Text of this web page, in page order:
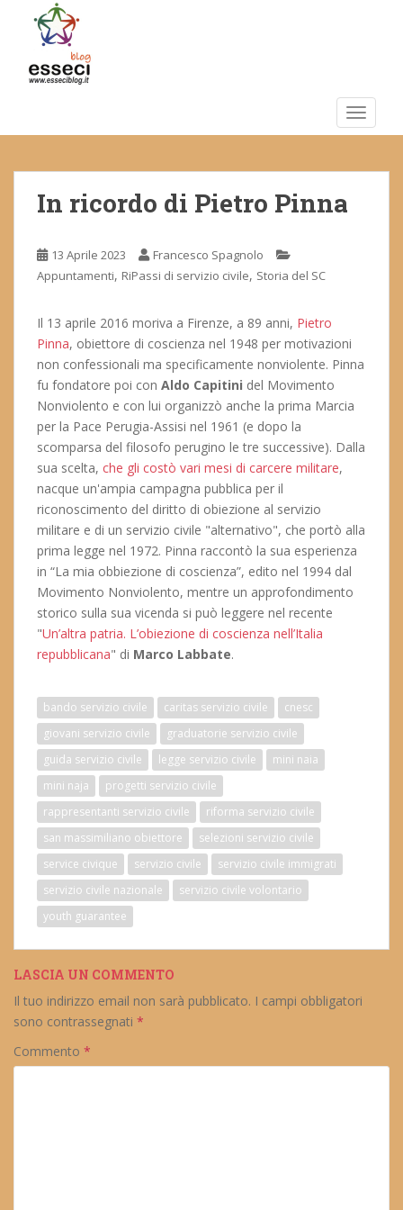
m
In ricordo di Pietro Pinna
13 Aprile 2023
Francesco Spagnolo
Appuntamenti, RiPassi di servizio civile, Storia del SC
Il 13 aprile 2016 moriva a Firenze, a 89 anni, Pietro
Pinna, obiettore di coscienza nel 1948 per motivazioni
non confessionali ma specificamente nonviolente. Pinna
fu fondatore poi con Aldo Capitini del Movimento
Nonviolento e con lui organizzò anche la prima Marcia
per la Pace Perugia-Assisi nel 1961 (e dopo la
scomparsa del filosofo perugino le tre successive). Dalla
sua scelta, che gli costò vari mesi di carcere militare,
nacque un'ampia campagna pubblica per il
riconoscimento del diritto di obiezione al servizio
militare e di un servizio civile "alternativo", che portò alla
prima legge nel 1972. Pinna raccontò la sua esperienza
in “La mia obbiezione di coscienza”, edito nel 1994 dal
Movimento Nonviolento, mentre un approfondimento
storico sulla sua vicenda si può leggere nel recente
"Un’altra patria. L’obiezione di coscienza nell’Italia
repubblicana" di Marco Labbate.
bando servizio civile caritas servizio civile
cnesc
giovani servizio civile
graduatorie servizio civile
guida servizio civile
legge servizio civile
mini naia
mini naja
progetti servizio civile
rappresentanti servizio civile
riforma servizio civile
san massimiliano obiettore
selezioni servizio civile
service civique
servizio civile
servizio civile immigrati
servizio civile nazionale
servizio civile volontario
youth guarantee
LASCIA UN COMMENTO
Il tuo indirizzo email non sarà pubblicato. I campi obbligatori
sono contrassegnati *
Commento *